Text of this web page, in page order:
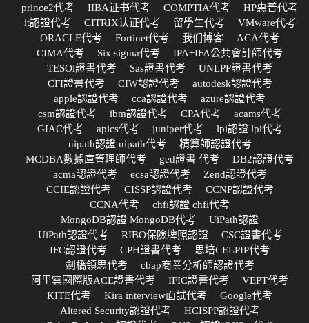
prince2代考
IIBA证书代考 COMPTIA代考
HP惠普代考
it認證代考
CITRIX认证代考 留學生代考
VMware代考
ORACLE代考
Fortinet代考 我们博客
ACA代考
CIMA代考
Six sigma代考
IPA+IFA公共會計師代考
TESOl證書代考
Sas證書代考
UNLPP證書代考
CFI證書代考
CIW認證代考
autodesk認證代考
apple認證代考
cca認證代考
azure認證代考
csm認證代考
ibm認證代考 CPA代考
acams代考
GIAC代考
apics代考 juniper代考
lpi認證 lpi代考
uipath認證 uipath代考
精算師認證代考
MCDBA數據庫管理師代考
ged證書 代考
DB2認證代考
acma認證代考
ecsa認證代考
Zend認證代考
CCIE認證代考
CISSP認證代考
CCNP認證代考
CCNA代考
chfi認證 chfi代考
MongoDB認證 MongoDB代考
UiPath認證
UiPath認證代考
RIBO保險牌照認證
CSC證書代考
IFC認證代考
CPH證書代考
思培CELPIP代考
劍橋領思代考
cbap商業分析師認證代考
阿里雲國際版ACE證書代考
IFIC證書代考
VEPT代考
KITE代考
Kira interview面試代考
Google代考
Altered Security認證代考
HCISPP認證代考